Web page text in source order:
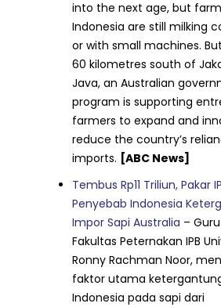
into the next age, but
Indonesia are still milking
or with small machines.
60 kilometres south of
Java, an Australian
program is supporting
farmers to expand and
reduce the country’s
imports. [ABC News]
Tembus Rp11 Triliun, Pakar
Penyebab Indonesia
Impor Sapi Australia –
Fakultas Peternakan IPB
Ronny Rachman Noor,
faktor utama
Indonesia pada sapi dari